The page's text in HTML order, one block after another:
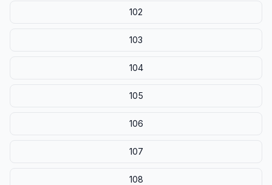
102
103
104
105
106
107
108